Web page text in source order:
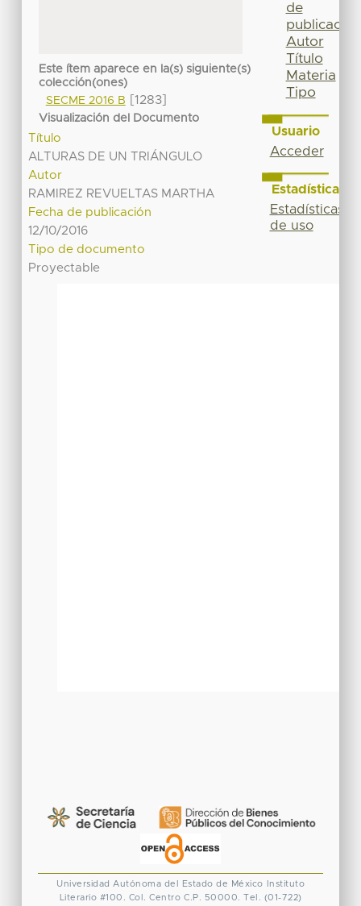
Este ítem aparece en la(s) siguiente(s)
colección(ones)
SECME 2016 B
[1283]
Visualización del Documento
Título
ALTURAS DE UN TRIÁNGULO
Autor
RAMIREZ REVUELTAS MARTHA
Fecha de publicación
12/10/2016
Tipo de documento
Proyectable
de
publicación
Autor
Título
Materia
Tipo
Usuario
Acceder
Estadísticas
Estadísticas
de uso
Universidad Autónoma del Estado de México
Instituto
Literario #100. Col. Centro C.P. 50000. Tel. (01-722)